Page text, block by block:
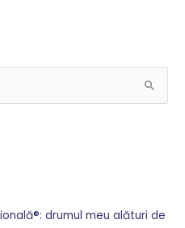
drumul meu alături de